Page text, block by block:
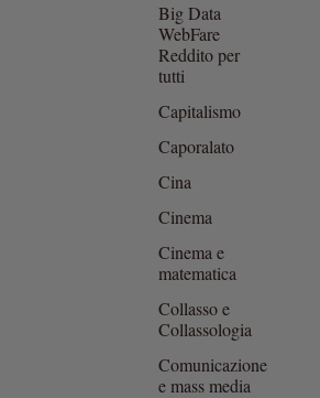
Big Data
WebFare
Reddito per
tutti
Capitalismo
Caporalato
Cina
Cinema
Cinema e
matematica
Collasso e
Collassologia
Comunicazione
e mass media